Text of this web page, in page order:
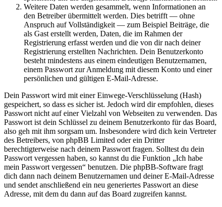
Weitere Daten werden gesammelt, wenn Informationen an
den Betreiber übermittelt werden. Dies betrifft — ohne
Anspruch auf Vollständigkeit — zum Beispiel Beiträge, die
als Gast erstellt werden, Daten, die im Rahmen der
Registrierung erfasst werden und die von dir nach deiner
Registrierung erstellten Nachrichten. Dein Benutzerkonto
besteht mindestens aus einem eindeutigen Benutzernamen,
einem Passwort zur Anmeldung mit diesem Konto und einer
persönlichen und gültigen E-Mail-Adresse.
Dein Passwort wird mit einer Einwege-Verschlüsselung (Hash)
gespeichert, so dass es sicher ist. Jedoch wird dir empfohlen, dieses
Passwort nicht auf einer Vielzahl von Webseiten zu verwenden. Das
Passwort ist dein Schlüssel zu deinem Benutzerkonto für das Board,
also geh mit ihm sorgsam um. Insbesondere wird dich kein Vertreter
des Betreibers, von phpBB Limited oder ein Dritter
berechtigterweise nach deinem Passwort fragen. Solltest du dein
Passwort vergessen haben, so kannst du die Funktion „Ich habe
mein Passwort vergessen“ benutzen. Die phpBB-Software fragt
dich dann nach deinem Benutzernamen und deiner E-Mail-Adresse
und sendet anschließend ein neu generiertes Passwort an diese
Adresse, mit dem du dann auf das Board zugreifen kannst.